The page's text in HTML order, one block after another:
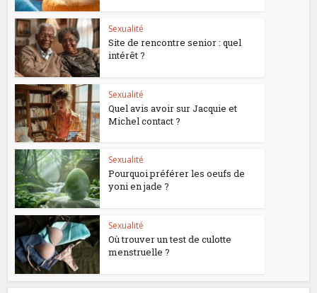
Sexualité
Site de rencontre senior : quel
intérêt ?
Sexualité
Quel avis avoir sur Jacquie et
Michel contact ?
Sexualité
Pourquoi préférer les oeufs de
yoni en jade ?
Sexualité
Où trouver un test de culotte
menstruelle ?